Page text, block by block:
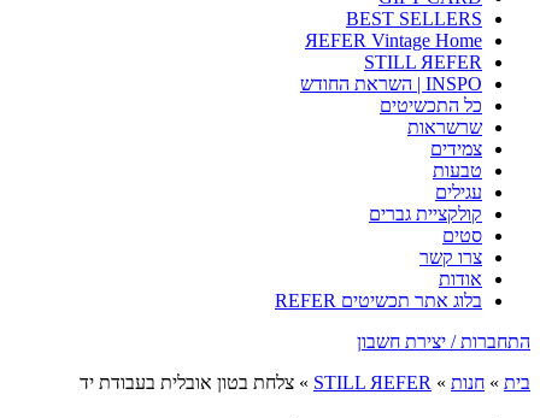
BEST SELLERS
ЯEFER Vintage Home
STILL ЯEFER
INSPO | השראת החודש
כל התכשיטים
שרשראות
צמידים
טבעות
עגילים
קולקציית גברים
סטים
צרו קשר
אודות
בלוג אתר תכשיטים REFER
התחברות / יצירת חשבון
בית » חנות »
STILL ЯEFER
» צלחת בטון אובלית בעבודת יד